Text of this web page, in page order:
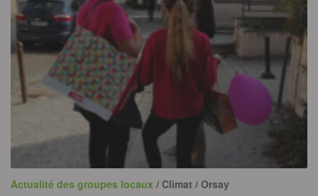
Actualité des groupes locaux / Climat / Orsay